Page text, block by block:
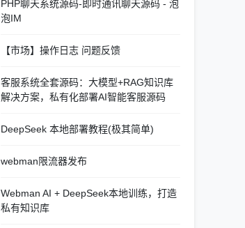
PHP聊天系统源码-即时通讯聊天源码 - 泡
泡IM
【市场】操作日志 问题反馈
客服系统全套源码：大模型+RAG知识库
解决方案，私有化部署AI智能客服源码
DeepSeek 本地部署教程(极其简单)
webman限流器发布
Webman AI + DeepSeek本地训练，打造
私有知识库